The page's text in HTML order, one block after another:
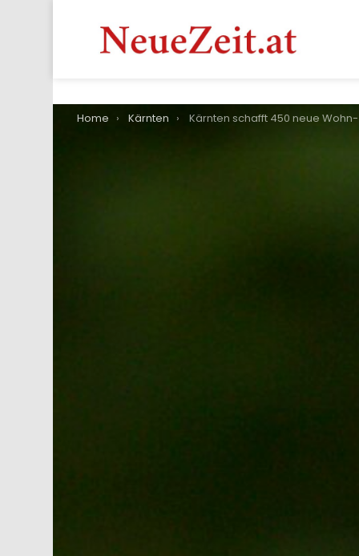
You are here:
Home Kärnten Kärnten schafft 450 neue Wohn- und Arbeitsplätze für Menschen mit